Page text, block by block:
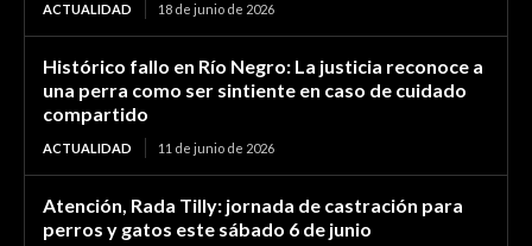
ACTUALIDAD 18 de junio de 2026
Histórico fallo en Río Negro: La justicia reconoce a
una perra como ser sintiente en caso de cuidado
compartido
ACTUALIDAD 11 de junio de 2026
Atención, Rada Tilly: jornada de castración para
perros y gatos este sábado 6 de junio